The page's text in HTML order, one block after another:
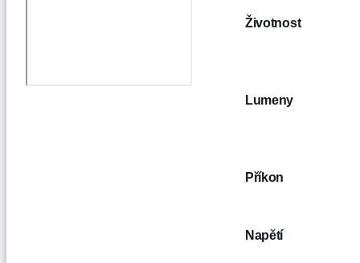
Životnost
Lumeny
Příkon
Napětí